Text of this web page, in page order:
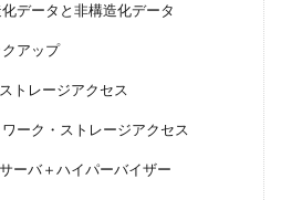
データと非構造化データ
アップ
トレージアクセス
ーク・ストレージアクセス
ーバ＋ハイパーバイザー